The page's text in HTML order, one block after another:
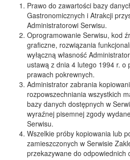
Prawo do zawartości bazy
Gastronomicznych i Atrakcji
Administratorowi Serwisu.
Oprogramowanie Serwisu, kod
graficzne, rozwiązania
wyłączną własność
ustawą z dnia 4 lutego 1994 r. o
prawach pokrewnych.
Administrator zabrania
rozpowszechniania wszystkich
bazy danych dostępnych w
wyraźnej pisemnej zgody
Serwisu.
Wszelkie próby kopiowania lub
zamieszczonych w Serwisie
przekazywane do odpowiednich